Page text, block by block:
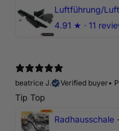
4.91 ★ · 11
beatrice J.
Verified buyer•
Tip Top